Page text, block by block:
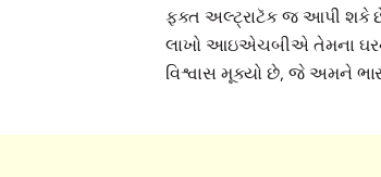
ફક્ત અલ્ટ્રાટૅક જ આપી શકે
લાખો આઇએચબીએ તેમના ઘરનું
વિશ્વાસ મૂક્યો છે, જે અમને